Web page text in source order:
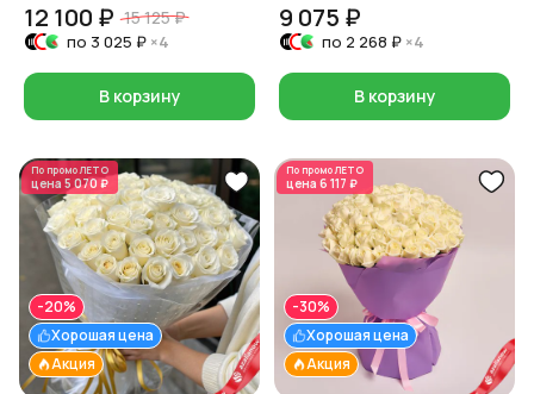
12 100 ₽ 15 125 ₽
по 3 025 ₽ ×4
В корзину
9 075 ₽
по 2 268 ₽ ×4
В корзину
По промоЛЕТО
цена 5 070 ₽
Акция
Хорошая цена
-20%
По промоЛЕТО
цена 6 117 ₽
Акция
Хорошая цена
-30%